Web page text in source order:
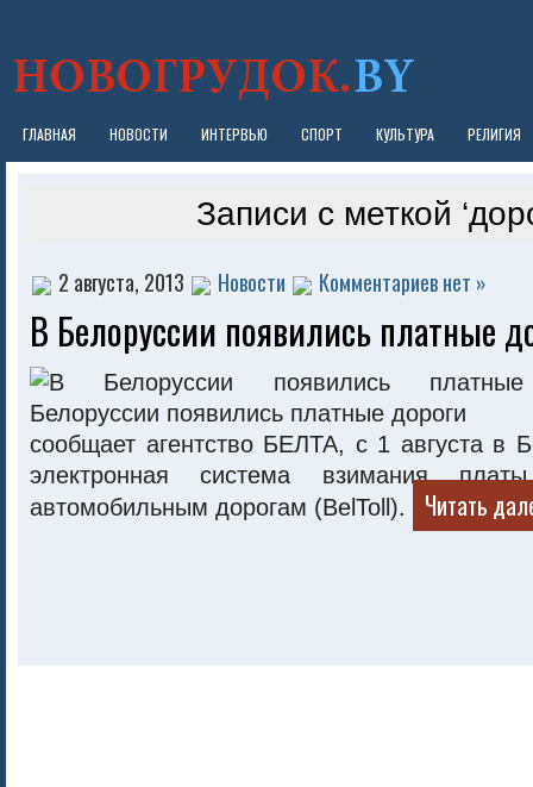
ГЛАВНАЯ НОВОСТИ ИНТЕРВЬЮ СПОРТ КУЛЬТУРА РЕЛИГИЯ
Записи с меткой
2 августа, 2013 Новости Комментариев нет »
В Белоруссии появились платные
сообщает агентство БЕЛТА, с 1 августа в
электронная система взимания
автомобильным дорогам (BelToll).
Читать